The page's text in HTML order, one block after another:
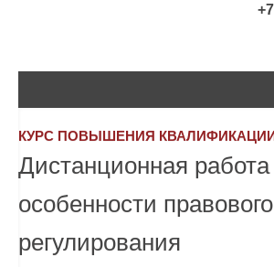
СЕМИНАРЫ И КУРСЫ
СПЕЦПРЕДЛОЖЕНИЯ
СВЕДЕНИЯ ОБ ОБРАЗОВАТЕЛЬНОЙ
КОНТАКТЫ
КУРС ПОВЫШЕНИЯ
Дистанционная
особенности правового
регулирования